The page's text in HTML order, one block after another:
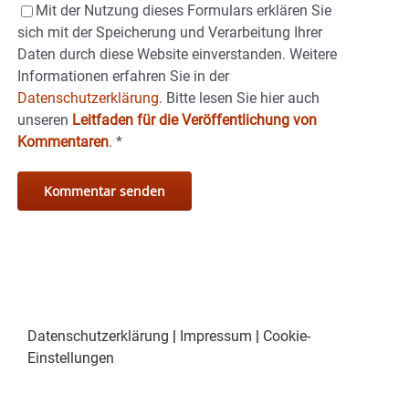
Mit der Nutzung dieses Formulars erklären Sie
sich mit der Speicherung und Verarbeitung Ihrer
Daten durch diese Website einverstanden. Weitere
Informationen erfahren Sie in der
Datenschutzerklärung. Bitte lesen Sie hier auch
unseren Leitfaden für die Veröffentlichung von
Kommentaren. *
Datenschutzerklärung | Impressum | Cookie-
Einstellungen